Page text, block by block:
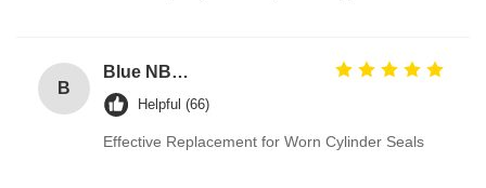
B
Blue NBR U Cup Ring Seal for Hydraulic Cylinders with Excellent Abrasion-Resistance and Good Rebound Resistance
Helpful (66)
Effective Replacement for Worn Cylinder Seals